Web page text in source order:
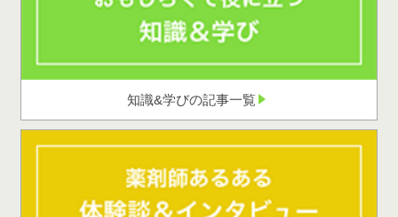
知識&学びの記事一覧